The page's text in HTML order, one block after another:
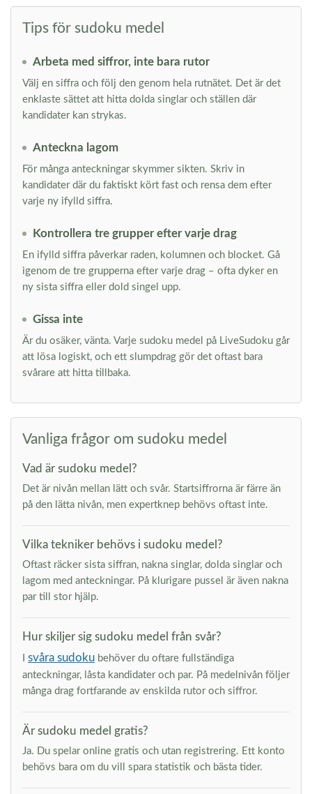
Tips för sudoku medel
Arbeta med siffror, inte bara rutor
Välj en siffra och följ den genom hela rutnätet. Det är det
enklaste sättet att hitta dolda singlar och ställen där
kandidater kan strykas.
Anteckna lagom
För många anteckningar skymmer sikten. Skriv in
kandidater där du faktiskt kört fast och rensa dem efter
varje ny ifylld siffra.
Kontrollera tre grupper efter varje drag
En ifylld siffra påverkar raden, kolumnen och blocket. Gå
igenom de tre grupperna efter varje drag – ofta dyker en
ny sista siffra eller dold singel upp.
Gissa inte
Är du osäker, vänta. Varje sudoku medel på LiveSudoku går
att lösa logiskt, och ett slumpdrag gör det oftast bara
svårare att hitta tillbaka.
Vanliga frågor om sudoku medel
Vad är sudoku medel?
Det är nivån mellan lätt och svår. Startsiffrorna är färre än
på den lätta nivån, men expertknep behövs oftast inte.
Vilka tekniker behövs i sudoku medel?
Oftast räcker sista siffran, nakna singlar, dolda singlar och
lagom med anteckningar. På klurigare pussel är även nakna
par till stor hjälp.
Hur skiljer sig sudoku medel från svår?
svåra sudoku behöver du oftare fullständiga
anteckningar, låsta kandidater och par. På medelnivån följer
många drag fortfarande av enskilda rutor och siffror.
Är sudoku medel gratis?
Ja. Du spelar online gratis och utan registrering. Ett konto
behövs bara om du vill spara statistik och bästa tider.